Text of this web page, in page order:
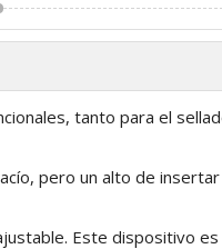
tanto para el
pero un alto de
Este dispositivo es